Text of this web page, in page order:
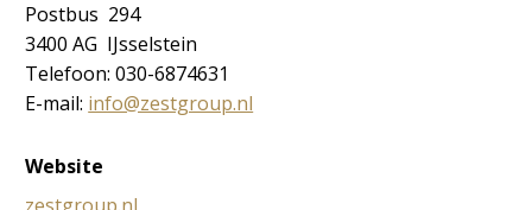
Postbus 294
3400 AG IJsselstein
Telefoon: 030-6874631
E-mail: info@zestgroup.nl
Website